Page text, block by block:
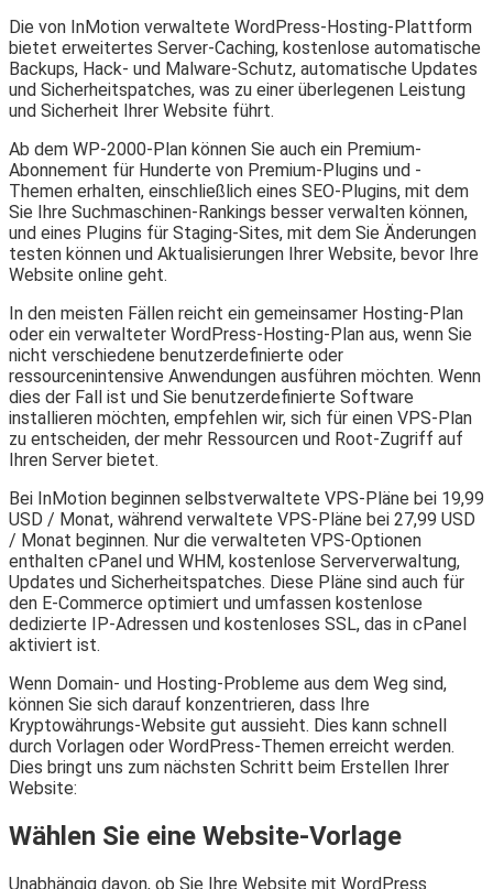
Die von InMotion verwaltete WordPress-Hosting-Plattform
bietet erweitertes Server-Caching, kostenlose automatische
Backups, Hack- und Malware-Schutz, automatische Updates
und Sicherheitspatches, was zu einer überlegenen Leistung
und Sicherheit Ihrer Website führt.
Ab dem WP-2000-Plan können Sie auch ein Premium-
Abonnement für Hunderte von Premium-Plugins und -
Themen erhalten, einschließlich eines SEO-Plugins, mit dem
Sie Ihre Suchmaschinen-Rankings besser verwalten können,
und eines Plugins für Staging-Sites, mit dem Sie Änderungen
testen können und Aktualisierungen Ihrer Website, bevor Ihre
Website online geht.
In den meisten Fällen reicht ein gemeinsamer Hosting-Plan
oder ein verwalteter WordPress-Hosting-Plan aus, wenn Sie
nicht verschiedene benutzerdefinierte oder
ressourcenintensive Anwendungen ausführen möchten. Wenn
dies der Fall ist und Sie benutzerdefinierte Software
installieren möchten, empfehlen wir, sich für einen VPS-Plan
zu entscheiden, der mehr Ressourcen und Root-Zugriff auf
Ihren Server bietet.
Bei InMotion beginnen selbstverwaltete VPS-Pläne bei 19,99
USD / Monat, während verwaltete VPS-Pläne bei 27,99 USD
/ Monat beginnen. Nur die verwalteten VPS-Optionen
enthalten cPanel und WHM, kostenlose Serververwaltung,
Updates und Sicherheitspatches. Diese Pläne sind auch für
den E-Commerce optimiert und umfassen kostenlose
dedizierte IP-Adressen und kostenloses SSL, das in cPanel
aktiviert ist.
Wenn Domain- und Hosting-Probleme aus dem Weg sind,
können Sie sich darauf konzentrieren, dass Ihre
Kryptowährungs-Website gut aussieht. Dies kann schnell
durch Vorlagen oder WordPress-Themen erreicht werden.
Dies bringt uns zum nächsten Schritt beim Erstellen Ihrer
Website:
Wählen Sie eine Website-Vorlage
Unabhängig davon, ob Sie Ihre Website mit WordPress